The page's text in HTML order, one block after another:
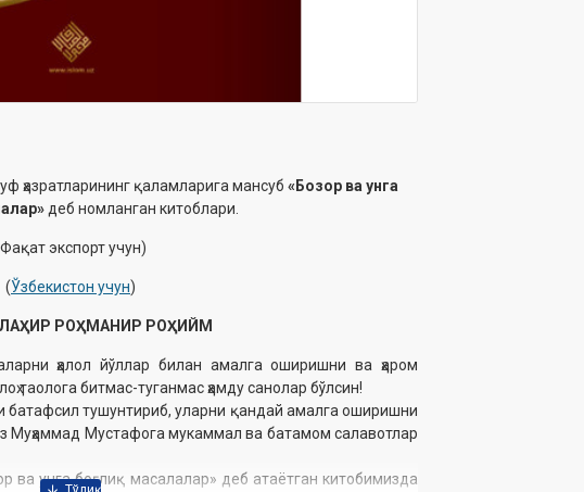
ҳазратларининг қаламларига мансуб «Бозор ва унга
деб номланган китоблари.
экспорт учун)
(Ўзбекистон учун)
РОҲМАНИР РОҲИЙМ
ҳалол йўллар билан амалга оширишни ва ҳаром
таолога битмас-туганмас ҳамду санолар бўлсин!
тушунтириб, уларни қандай амалга оширишни
Муҳаммад Мустафога мукаммал ва батамом салавотлар
ва унга боғлиқ масалалар» деб атаётган китобимизда